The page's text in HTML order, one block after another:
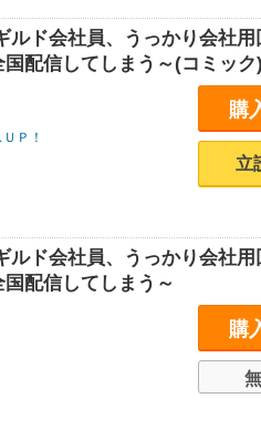
ド会社員、うっかり会社用
配信してしまう～(コミック)
Ｐ！
購
立
ド会社員、うっかり会社用
配信してしまう～
購